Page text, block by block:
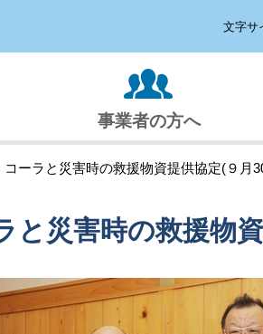
文字サ
事業者の方へ
ーラと災害時の救援物資提供協定(９月
と災害時の救援物